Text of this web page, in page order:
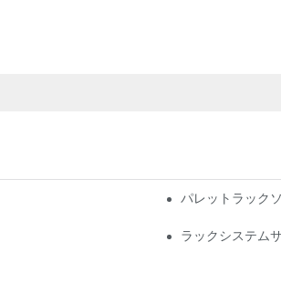
ニーズに合わせてカスタマイズパレットラック
ラックシステム